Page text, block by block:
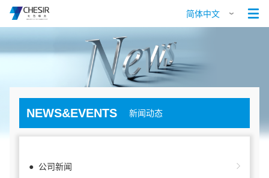
简体中文 
NEWS&EVENTS 新闻动态
● 公司新闻